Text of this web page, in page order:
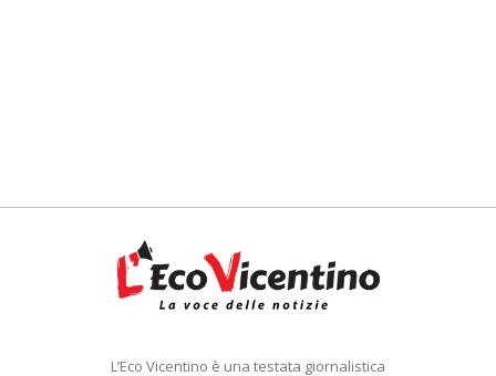
L’Eco Vicentino è una testata giornalistica